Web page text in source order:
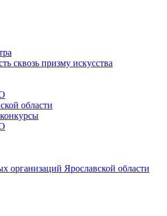
сквозь призму искусства
области
организаций Ярославской области